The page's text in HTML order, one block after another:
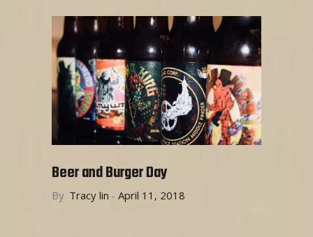
Beer and Burger Day
By Tracy lin April 11, 2018